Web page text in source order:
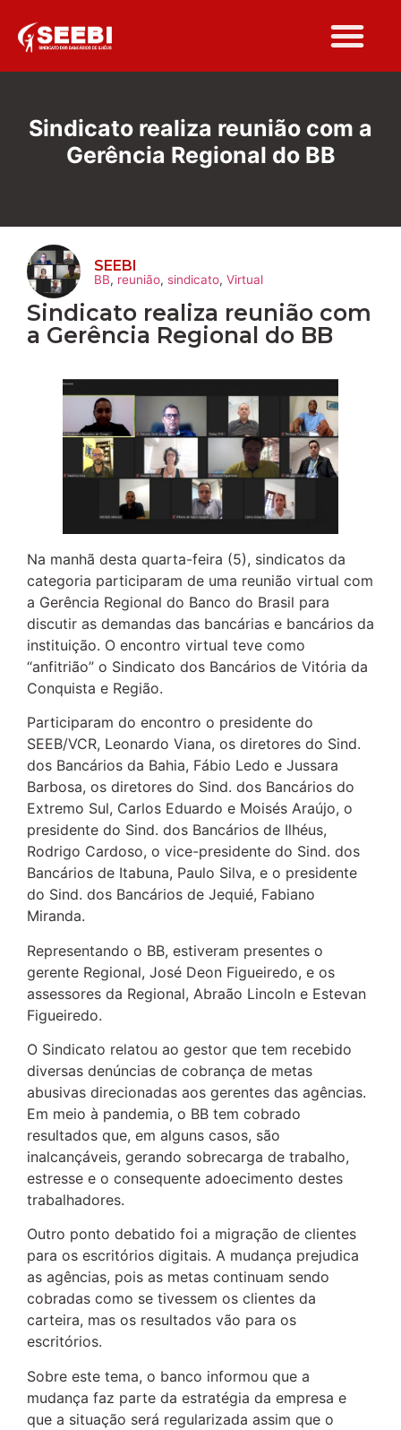
Sindicato realiza reunião com a
Gerência Regional do BB
SEEBI
BB, reunião, sindicato, Virtual
Sindicato realiza reunião com
a Gerência Regional do BB
Na manhã desta quarta-feira (5), sindicatos da
categoria participaram de uma reunião virtual com
a Gerência Regional do Banco do Brasil para
discutir as demandas das bancárias e bancários da
instituição. O encontro virtual teve como
“anfitrião” o Sindicato dos Bancários de Vitória da
Conquista e Região.
Participaram do encontro o presidente do
SEEB/VCR, Leonardo Viana, os diretores do Sind.
dos Bancários da Bahia, Fábio Ledo e Jussara
Barbosa, os diretores do Sind. dos Bancários do
Extremo Sul, Carlos Eduardo e Moisés Araújo, o
presidente do Sind. dos Bancários de Ilhéus,
Rodrigo Cardoso, o vice-presidente do Sind. dos
Bancários de Itabuna, Paulo Silva, e o presidente
do Sind. dos Bancários de Jequié, Fabiano
Miranda.
Representando o BB, estiveram presentes o
gerente Regional, José Deon Figueiredo, e os
assessores da Regional, Abraão Lincoln e Estevan
Figueiredo.
O Sindicato relatou ao gestor que tem recebido
diversas denúncias de cobrança de metas
abusivas direcionadas aos gerentes das agências.
Em meio à pandemia, o BB tem cobrado
resultados que, em alguns casos, são
inalcançáveis, gerando sobrecarga de trabalho,
estresse e o consequente adoecimento destes
trabalhadores.
Outro ponto debatido foi a migração de clientes
para os escritórios digitais. A mudança prejudica
as agências, pois as metas continuam sendo
cobradas como se tivessem os clientes da
carteira, mas os resultados vão para os
escritórios.
Sobre este tema, o banco informou que a
mudança faz parte da estratégia da empresa e
que a situação será regularizada assim que o